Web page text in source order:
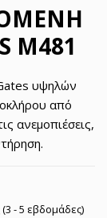
M481
υψηλών
από
ανεμοπιέσεις,
- 5 εβδομάδες)